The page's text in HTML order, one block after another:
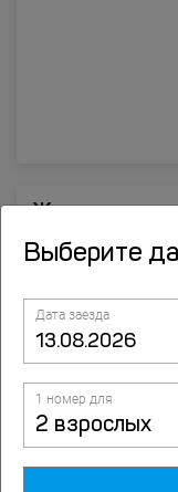
Жасминъ
31 Виноградная
Выберите
Дата заезда
1 номер для
2 взрослых